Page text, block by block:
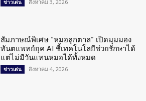
ข่าวเด่น สิงหาคม 3, 2026
สัมภาษณ์พิเศษ “หมอลูกตาล” เปิดมุมมอง
ทันตแพทย์ยุค AI ชี้เทคโนโลยีช่วยรักษาได้
แต่ไม่มีวันแทนหมอได้ทั้งหมด
ข่าวเด่น สิงหาคม 4, 2026